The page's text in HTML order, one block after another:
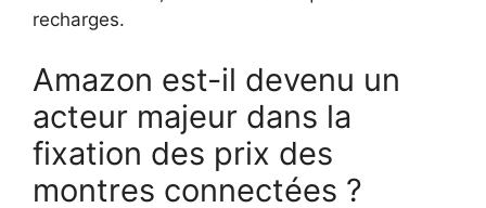
recharges.
Amazon est-il devenu un
acteur majeur dans la
fixation des prix des
montres connectées ?